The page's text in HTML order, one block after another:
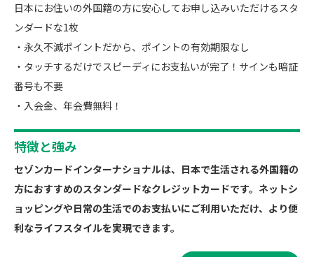
日本にお住いの外国籍の方に安心してお申し込みいただけるスタ
ンダードな1枚
・永久不滅ポイントだから、ポイントの有効期限なし
・タッチするだけでスピーディにお支払いが完了！サインも暗証
番号も不要
・入会金、年会費無料！
特徴と強み
セゾンカードインターナショナルは、日本で生活される外国籍の
方におすすめのスタンダードなクレジットカードです。ネットシ
ョッピングや日常の生活でのお支払いにご利用いただけ、より便
利なライフスタイルを実現できます。